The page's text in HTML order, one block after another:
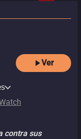
Ver
contra sus